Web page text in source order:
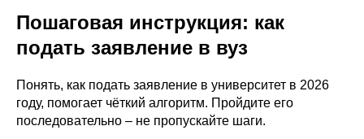
Пошаговая инструкция: как
подать заявление в вуз
Понять, как подать заявление в университет в 2026
году, помогает чёткий алгоритм. Пройдите его
последовательно – не пропускайте шаги.